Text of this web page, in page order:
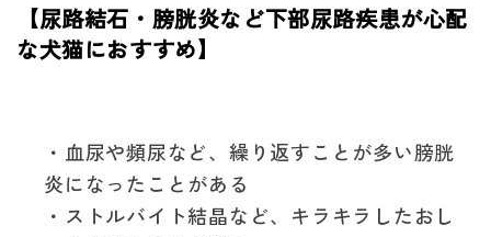
【尿路結石・膀胱炎など下部尿路疾患が心配
な犬猫におすすめ】
・血尿や頻尿など、繰り返すことが多い膀胱
炎になったことがある
・ストルバイト結晶など、キラキラしたおし